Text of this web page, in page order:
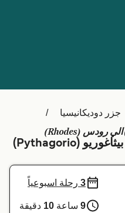
Ελλάδα
Polska
Schweiz (DE)
Maroc (FR)
جزر دوديكانيسيا
أشهر شركات العبّارات من بيثاغوريو (Pythagorio)
3 رحلة اسبوعياً
9 ساعة 10 دقيقة